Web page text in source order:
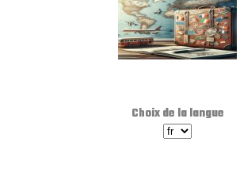
Choix de la langue